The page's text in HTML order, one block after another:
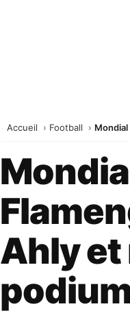
Accueil Football
Ahly et